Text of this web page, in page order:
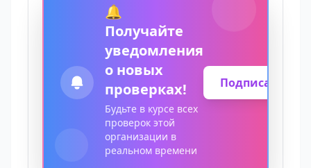
🔔
Получайте
уведомления
о новых
проверках!
Будьте в курсе всех
проверок этой
организации в
реальном времени
Подписаться